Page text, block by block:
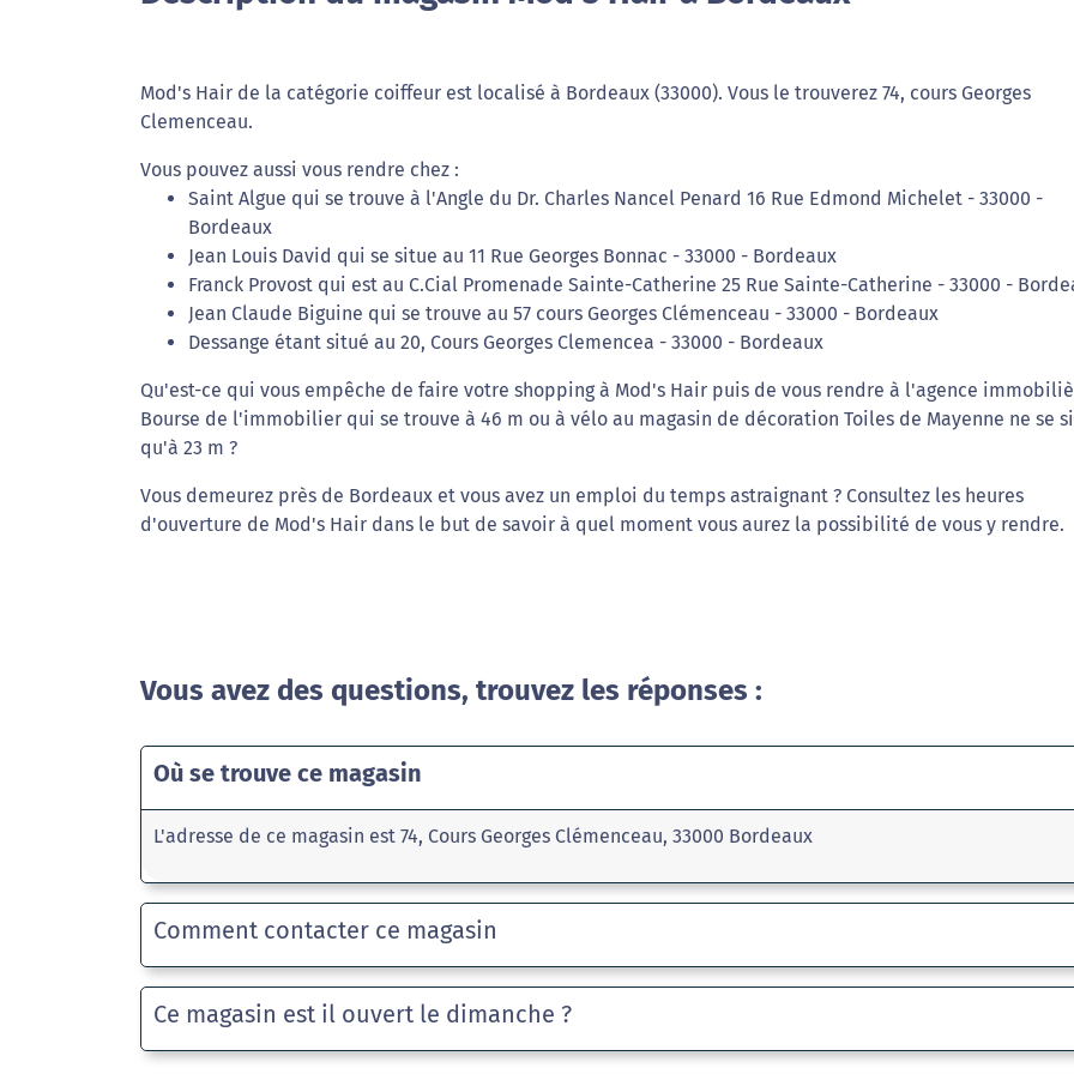
Mod's Hair de la catégorie coiffeur est localisé à Bordeaux (33000). Vous le trouverez 74, cours Georges
Clemenceau.
Vous pouvez aussi vous rendre chez :
Saint Algue qui se trouve à l'Angle du Dr. Charles Nancel Penard 16 Rue Edmond Michelet - 33000 -
Bordeaux
Jean Louis David qui se situe au 11 Rue Georges Bonnac - 33000 - Bordeaux
Franck Provost qui est au C.Cial Promenade Sainte-Catherine 25 Rue Sainte-Catherine - 33000 -
Jean Claude Biguine qui se trouve au 57 cours Georges Clémenceau - 33000 - Bordeaux
Dessange étant situé au 20, Cours Georges Clemencea - 33000 - Bordeaux
Qu'est-ce qui vous empêche de faire votre shopping à Mod's Hair puis de vous rendre à l'agence
Bourse de l'immobilier qui se trouve à 46 m ou à vélo au magasin de décoration Toiles de Mayenne ne se
qu'à 23 m ?
Vous demeurez près de Bordeaux et vous avez un emploi du temps astraignant ? Consultez les heures
d'ouverture de Mod's Hair dans le but de savoir à quel moment vous aurez la possibilité de vous y rendre.
Vous avez des questions, trouvez les réponses :
Où se trouve ce magasin
L'adresse de ce magasin est 74, Cours Georges Clémenceau, 33000 Bordeaux
Comment contacter ce magasin
Ce magasin est il ouvert le dimanche ?